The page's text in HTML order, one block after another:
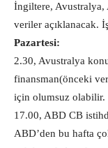
İngiltere,
veriler açıklanacak.
Pazartesi:
2.30, Avustralya
finansman(önceki
için olumsuz olabilir.
17.00, ABD CB
ABD’den bu hafta